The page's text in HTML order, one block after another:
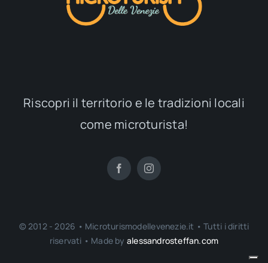
Riscopri il territorio e le tradizioni locali
come microturista!
© 2012 - 2026 • Microturismodellevenezie.it • Tutti i diritti
riservati • Made by alessandrosteffan.com